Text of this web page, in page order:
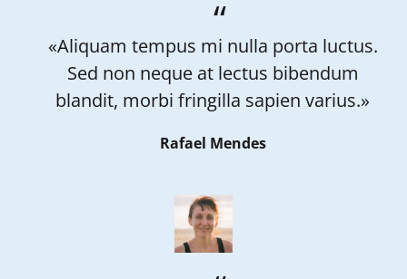
«Aliquam tempus mi nulla porta luctus.
Sed non neque at lectus bibendum
blandit, morbi fringilla sapien varius.»
Rafael Mendes